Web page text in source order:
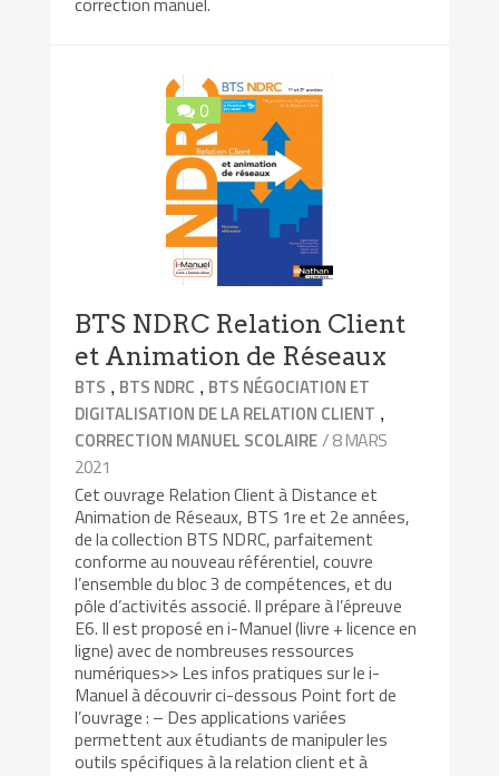
0
BTS NDRC Relation Client
et Animation de Réseaux
BTS , BTS NDRC , BTS NÉGOCIATION ET
DIGITALISATION DE LA RELATION CLIENT ,
CORRECTION MANUEL SCOLAIRE/ 8 MARS
2021
Cet ouvrage Relation Client à Distance et
Animation de Réseaux, BTS 1re et 2e années,
de la collection BTS NDRC, parfaitement
conforme au nouveau référentiel, couvre
l’ensemble du bloc 3 de compétences, et du
pôle d’activités associé. Il prépare à l’épreuve
E6. Il est proposé en i-Manuel (livre + licence en
ligne) avec de nombreuses ressources
numériques>> Les infos pratiques sur le i-
Manuel à découvrir ci-dessous Point fort de
l’ouvrage : – Des applications variées
permettent aux étudiants de manipuler les
outils spécifiques à la relation client et à